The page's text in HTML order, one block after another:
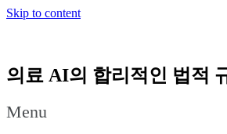
Skip to content
의료 AI의 합리적인 법적
Menu